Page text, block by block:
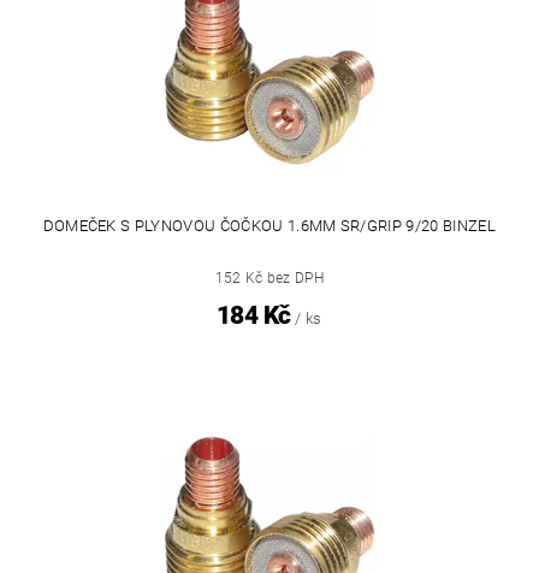
DOMEČEK S PLYNOVOU ČOČKOU 1.6MM SR/GRIP 9/20 BINZEL
152 Kč bez DPH
184 Kč / ks